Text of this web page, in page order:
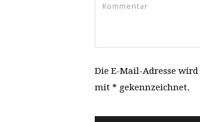
Die E-Mail-Adresse
mit * gekennzeichnet.